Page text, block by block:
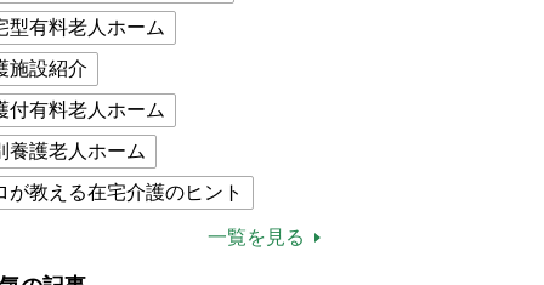
型有料老人ホーム
施設紹介
付有料老人ホーム
養護老人ホーム
が教える在宅介護のヒント
介護食
ブー
ケアマネジャー
一覧を見る